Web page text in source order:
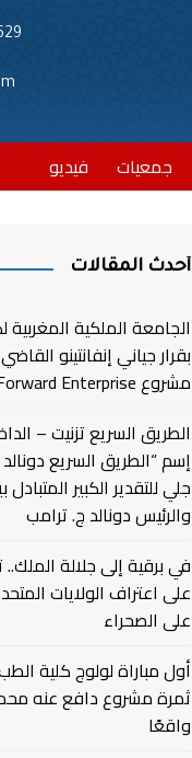
جمعيات فيديو
أحدث المقالات
الجامعة الملكية
بقرار جياني إنفانتينو
مشروع FIFA Forward Enterprise (بلاغ)
الطريق السريع تزنيت –
إسم “الطريق السريع
جلي للتقدير الكبير
والرئيس دونالد ج. ترامب
في برقية إلى جلالة الملك..
على اعتراف الولايات
على الصحراء
أول مباراة لولوج كلية
ثمرة مشروع دافع عنه
واقعًا